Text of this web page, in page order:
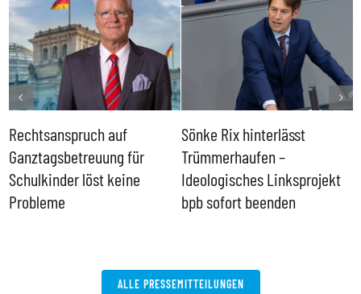
Rechtsanspruch auf
Ganztagsbetreuung für
Schulkinder löst keine
Probleme
Sönke Rix hinterlässt
Trümmerhaufen –
Ideologisches Linksprojekt
bpb sofort beenden
ALLE PRESSEMITTEILUNGEN